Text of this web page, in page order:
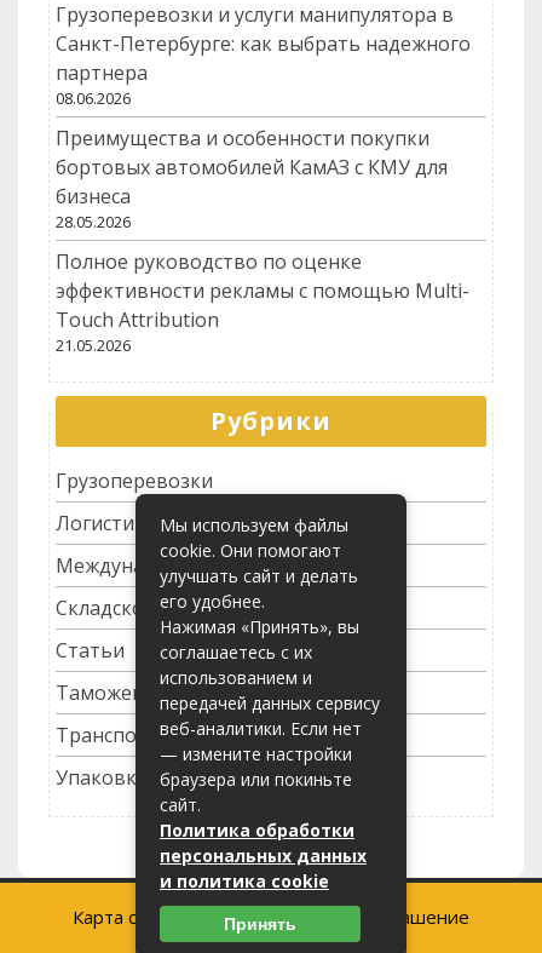
Грузоперевозки и услуги манипулятора в
Санкт-Петербурге: как выбрать надежного
партнера
08.06.2026
Преимущества и особенности покупки
бортовых автомобилей КамАЗ с КМУ для
бизнеса
28.05.2026
Полное руководство по оценке
эффективности рекламы с помощью Multi-
Touch Attribution
21.05.2026
Рубрики
Грузоперевозки
Логистика
Международные перевозки
Складское хозяйство
Статьи
Таможенное оформление
Транспортные услуги
Упаковка грузов
Карта сайта
Пользовательское соглашение
Мы используем файлы
cookie. Они помогают
улучшать сайт и делать
его удобнее.
Нажимая «Принять», вы
соглашаетесь с их
использованием и
передачей данных сервису
веб-аналитики. Если нет
— измените настройки
браузера или покиньте
сайт.
Политика обработки
персональных данных
и политика cookie
Принять